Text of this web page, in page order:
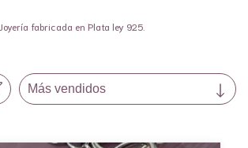
Joyería fabricada en Plata ley 925.